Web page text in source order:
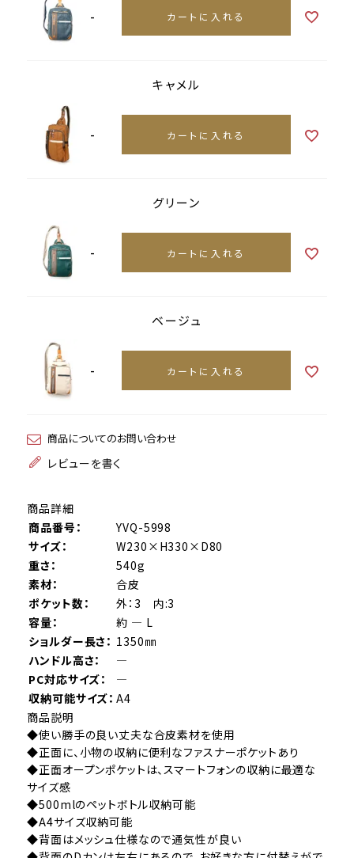
- カートに入れる
キャメル
- カートに入れる
グリーン
- カートに入れる
ベージュ
- カートに入れる
商品についてのお問い合わせ
レビューを書く
商品詳細
商品番号：
YVQ-5998
サイズ：
W230×H330×D80
重さ：
540g
素材：
合皮
ポケット数：
外：3 内:3
容量：
約 ― L
ショルダー長さ： 1350㎜
ハンドル高さ：
―
PC対応サイズ：
―
収納可能サイズ： A4
商品説明
◆使い勝手の良い丈夫な合皮素材を使用
◆正面に、小物の収納に便利なファスナーポケットあり
◆正面オープンポケットは、スマートフォンの収納に最適な
サイズ感
◆500mlのペットボトル収納可能
◆A4サイズ収納可能
◆背面はメッシュ仕様なので通気性が良い